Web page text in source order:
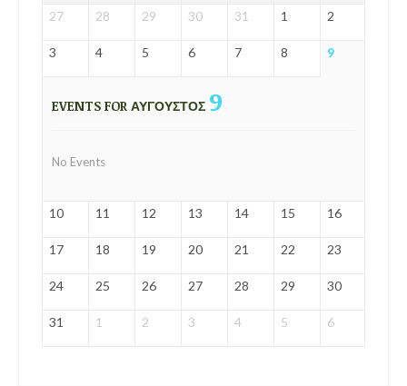
27 28 29 30 31 1 2
3 4 5 6 7 8 9
EVENTS FOR ΑΎΓΟΥΣΤΟΣ 9
No Events
10 11 12 13 14 15 16
17 18 19 20 21 22 23
24 25 26 27 28 29 30
31 1 2 3 4 5 6